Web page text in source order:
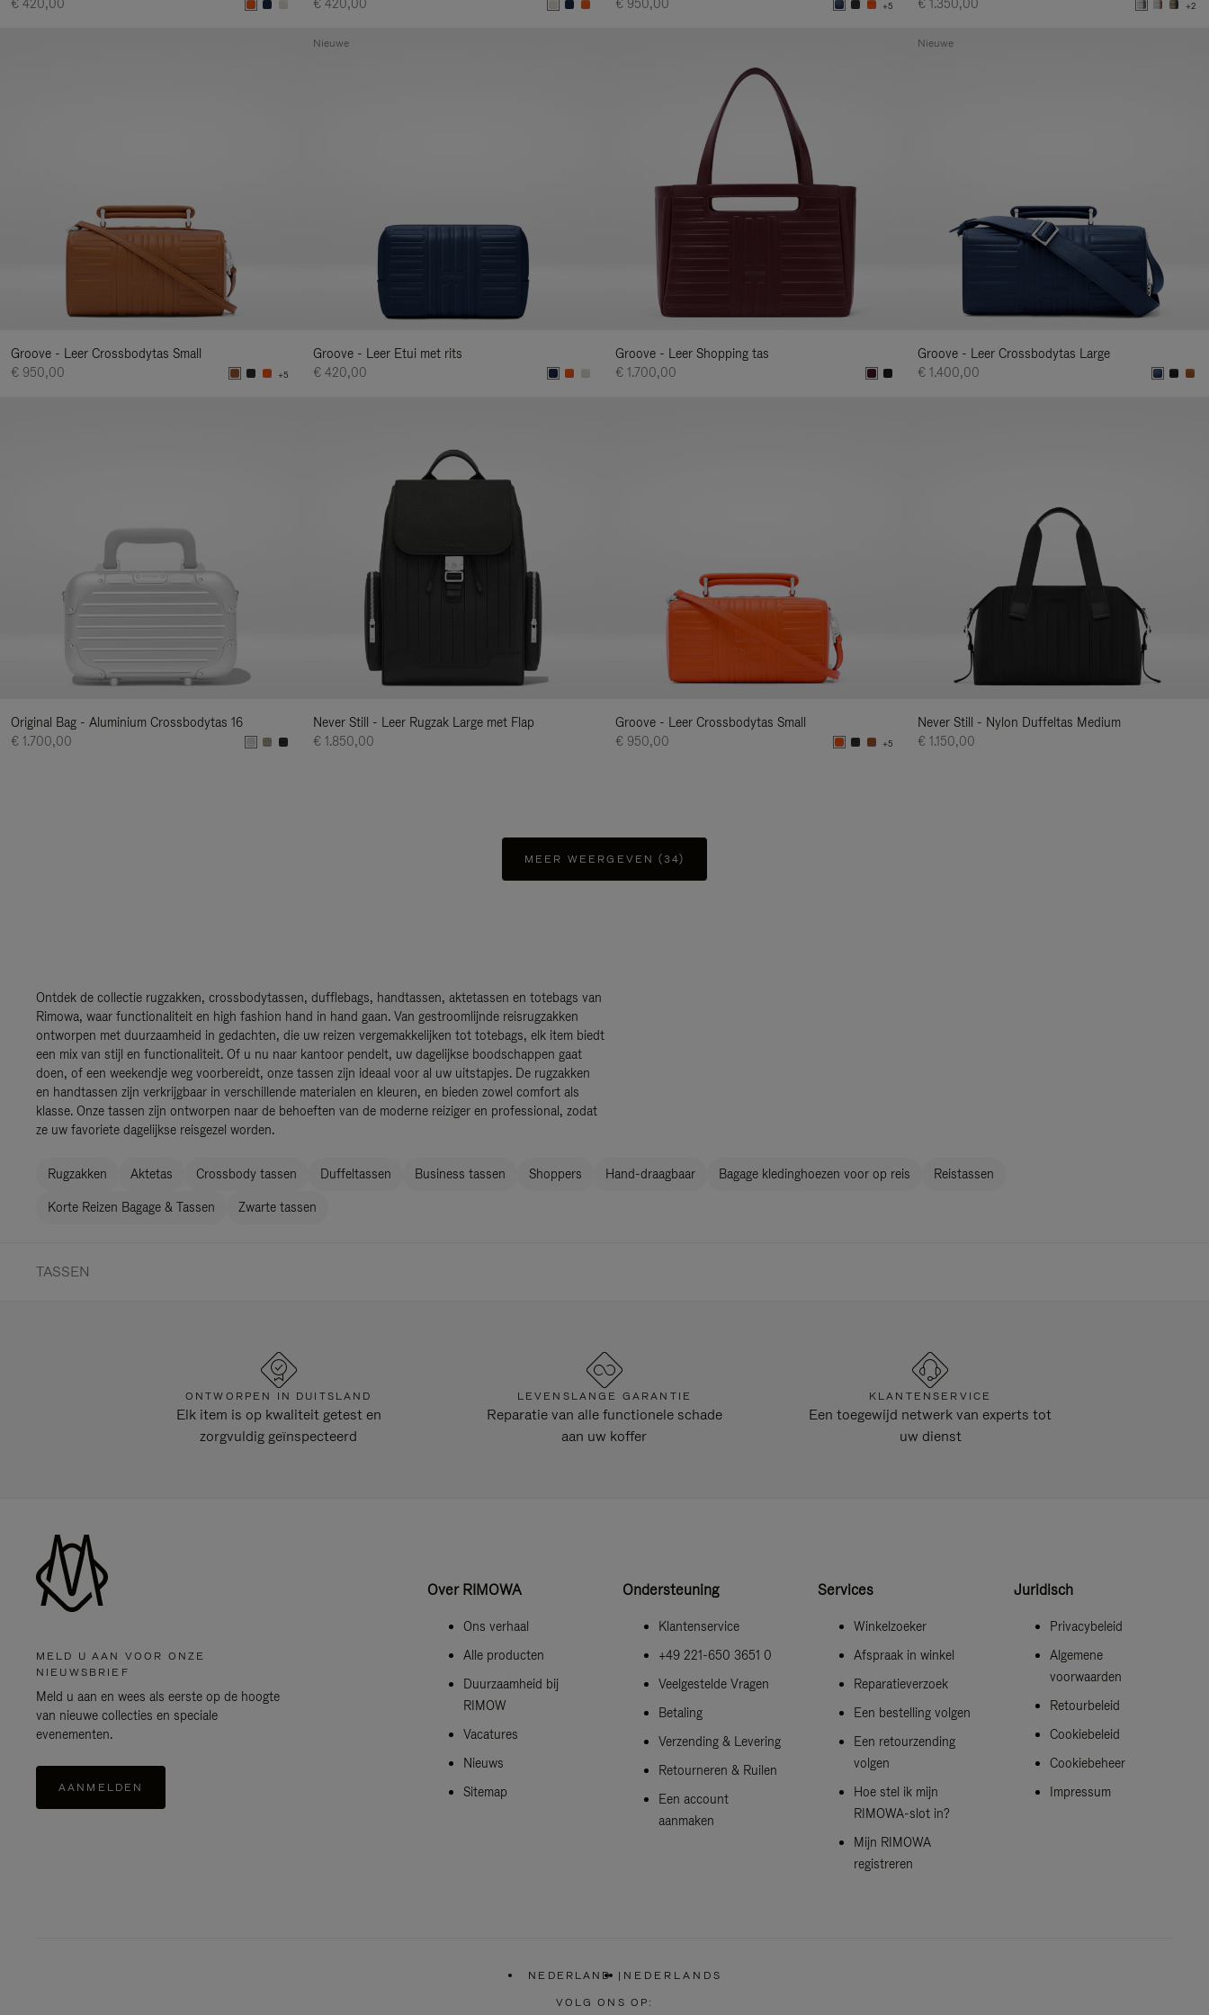
€ 420,00
€ 420,00
€ 950,00
+5
€ 1.350,00
+2
Groove - Leer Crossbodytas Small
€ 950,00
+5
Groove - Leer Etui met rits
€ 420,00
Nieuwe
Groove - Leer Shopping tas
€ 1.700,00
Groove - Leer Crossbodytas Large
€ 1.400,00
Nieuwe
Original Bag - Aluminium Crossbodytas 16
€ 1.700,00
Never Still - Leer Rugzak Large met Flap
€ 1.850,00
Groove - Leer Crossbodytas Small
€ 950,00
+5
Never Still - Nylon Duffeltas Medium
€ 1.150,00
MEER WEERGEVEN (34)
Ontdek de collectie rugzakken, crossbodytassen, dufflebags, handtassen, aktetassen en totebags van
Rimowa, waar functionaliteit en high fashion hand in hand gaan. Van gestroomlijnde reisrugzakken
ontworpen met duurzaamheid in gedachten, die uw reizen vergemakkelijken tot totebags, elk item biedt
een mix van stijl en functionaliteit. Of u nu naar kantoor pendelt, uw dagelijkse boodschappen gaat
doen, of een weekendje weg voorbereidt, onze tassen zijn ideaal voor al uw uitstapjes. De rugzakken
en handtassen zijn verkrijgbaar in verschillende materialen en kleuren, en bieden zowel comfort als
klasse. Onze tassen zijn ontworpen naar de behoeften van de moderne reiziger en professional, zodat
ze uw favoriete dagelijkse reisgezel worden.
Rugzakken Aktetas Crossbody tassen Duffeltassen Business tassen Shoppers Hand-draagbaar Bagage kledinghoezen voor op reis Reistassen
Korte Reizen Bagage & Tassen Zwarte tassen
TASSEN
ONTWORPEN IN DUITSLAND
Elk item is op kwaliteit getest en
zorgvuldig geïnspecteerd
LEVENSLANGE GARANTIE
Reparatie van alle functionele schade
aan uw koffer
KLANTENSERVICE
Een toegewijd netwerk van experts tot
uw dienst
MELD U AAN VOOR ONZE
NIEUWSBRIEF
Meld u aan en wees als eerste op de hoogte
van nieuwe collecties en speciale
evenementen.
AANMELDEN
Over RIMOWA
Ons verhaal
Alle producten
Duurzaamheid bij
RIMOW
Vacatures
Nieuws
Sitemap
Ondersteuning
Klantenservice
+49 221-650 3651 0
Veelgestelde Vragen
Betaling
Verzending & Levering
Retourneren & Ruilen
Een account
aanmaken
Services
Winkelzoeker
Afspraak in winkel
Reparatieverzoek
Een bestelling volgen
Een retourzending
volgen
Hoe stel ik mijn
RIMOWA-slot in?
Mijn RIMOWA
registreren
Juridisch
Privacybeleid
Algemene
voorwaarden
Retourbeleid
Cookiebeleid
Cookiebeheer
Impressum
NEDERLAND
SELECTEER
UW
| NEDERLANDS
VOLG ONS OP: